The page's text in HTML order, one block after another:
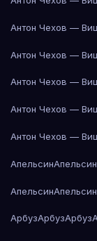
Антон Чехов —
Антон Чехов —
Антон Чехов —
Антон Чехов —
Антон Чехов —
АпельсинАпельсин
АпельсинАпельсин
АрбузАрбузАрбуз